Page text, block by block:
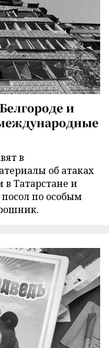
и
в
об атаках
Татарстане и
посол по особым